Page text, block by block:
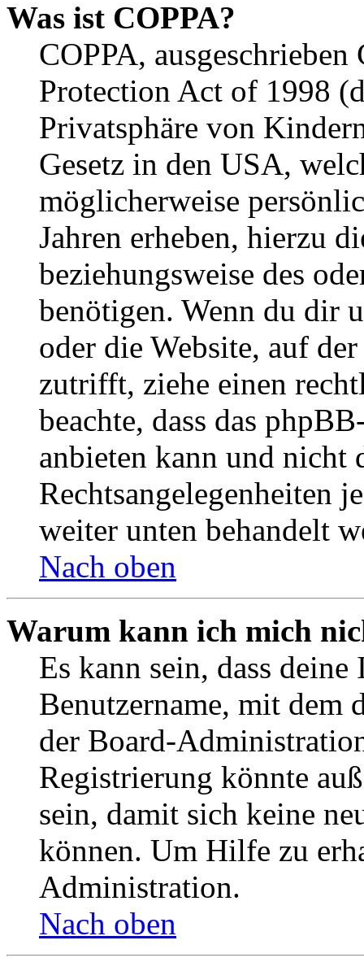
Was ist COPPA?
COPPA,
Protection Act of 1998
Privatsphäre von
Gesetz in den USA,
möglicherweise
Jahren erheben, hierzu
beziehungsweise des
benötigen. Wenn du dir
oder die Website, auf
zutrifft, ziehe einen
beachte, dass das
anbieten kann und nicht
Rechtsangelegenheiten
weiter unten behandelt
Nach oben
Warum kann ich mich
Es kann sein, dass
Benutzername, mit dem
der Board-
Registrierung könnte
sein, damit sich keine
können. Um Hilfe zu
Administration.
Nach oben